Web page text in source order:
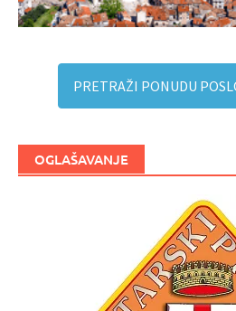
PRETRAŽI PONUDU
OGLAŠAVANJE